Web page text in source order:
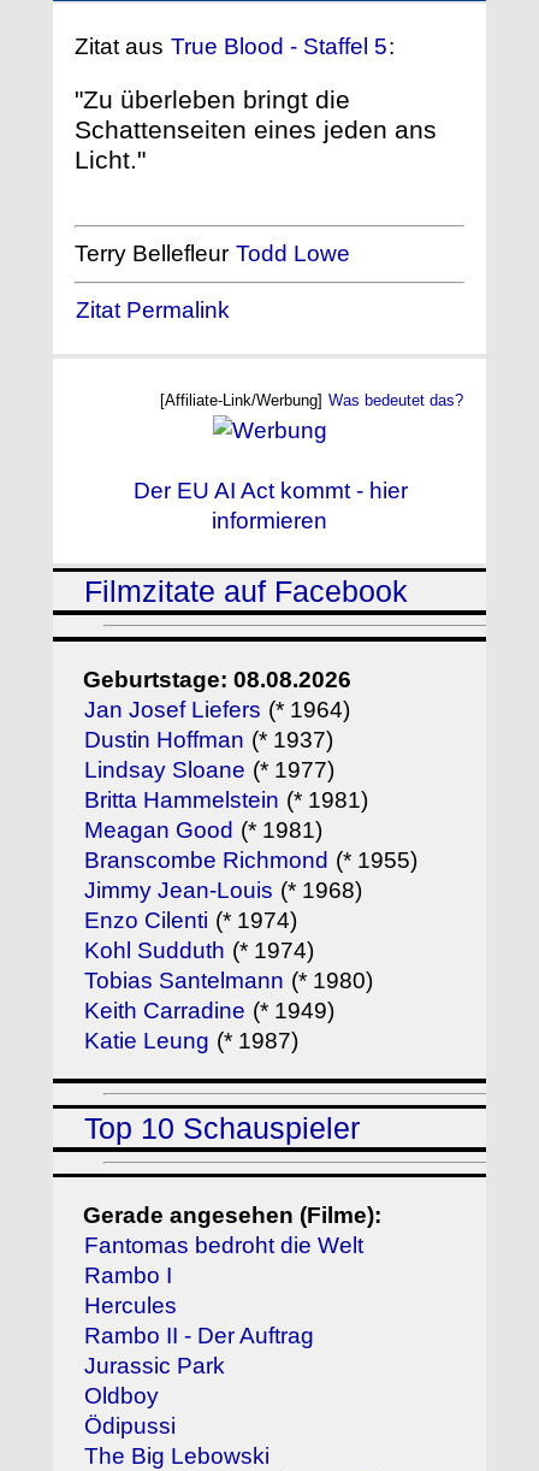
Zitat aus True Blood - Staffel 5:
"Zu überleben bringt die
Schattenseiten eines jeden ans
Licht."
Terry Bellefleur Todd Lowe
Zitat Permalink
[Affiliate-Link/Werbung] Was bedeutet das?
Der EU AI Act kommt - hier
informieren
Filmzitate auf Facebook
Geburtstage: 08.08.2026
Jan Josef Liefers (* 1964)
Dustin Hoffman (* 1937)
Lindsay Sloane (* 1977)
Britta Hammelstein (* 1981)
Meagan Good (* 1981)
Branscombe Richmond (* 1955)
Jimmy Jean-Louis (* 1968)
Enzo Cilenti (* 1974)
Kohl Sudduth (* 1974)
Tobias Santelmann (* 1980)
Keith Carradine (* 1949)
Katie Leung (* 1987)
Top 10 Schauspieler
Gerade angesehen (Filme):
Fantomas bedroht die Welt
Rambo I
Hercules
Rambo II - Der Auftrag
Jurassic Park
Oldboy
Ödipussi
The Big Lebowski